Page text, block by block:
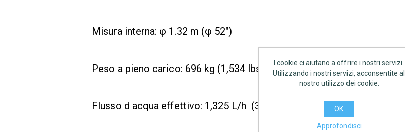
Misura interna: φ 1.32 m (φ 52")
Peso a pieno carico: 696 kg (1,534 lbs)
Flusso d acqua effettivo: 1,325 L/h (350 gal./h)
I cookie ci aiutano a offrire i nostri servizi.
Utilizzando i nostri servizi, acconsentite al
nostro utilizzo dei cookie.
OK
Approfondisci